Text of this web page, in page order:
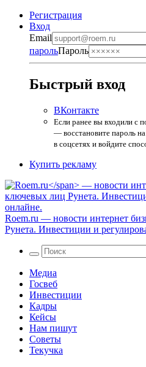
Регистрация
Вход
Email
парольПароль
Быстрый вход
ВКонтакте
Если ранее вы входили с
— восстановите пароль
в соцсетях и войдите
Купить рекламу
Roem.ru — новости интернет
Рунета. Инвестиции и
Медиа
Госвеб
Инвестиции
Кадры
Кейсы
Нам пишут
Советы
Текучка